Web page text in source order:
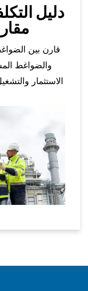
دليل
قارن بين
والضواغط
الاستثمار